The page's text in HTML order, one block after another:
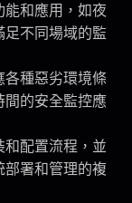
和應用，如夜
不同場域的監
種惡劣環境條
間的安全監控應
配置流程，並
署和管理的複